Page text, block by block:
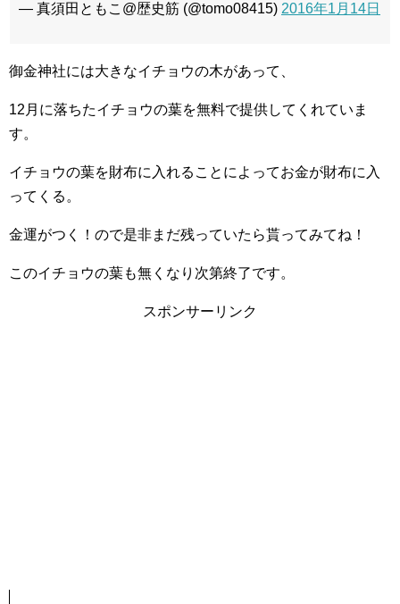
— 真須田ともこ@歴史筋 (@tomo08415) 2016年1月14日
御金神社には大きなイチョウの木があって、
12月に落ちたイチョウの葉を無料で提供してくれていま
す。
イチョウの葉を財布に入れることによってお金が財布に入
ってくる。
金運がつく！ので是非まだ残っていたら貰ってみてね！
このイチョウの葉も無くなり次第終了です。
スポンサーリンク